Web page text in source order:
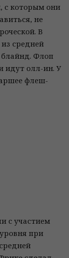
с которым они
не
В
средней
Флоп
идут олл-ин. У
флеш-
с участием
при